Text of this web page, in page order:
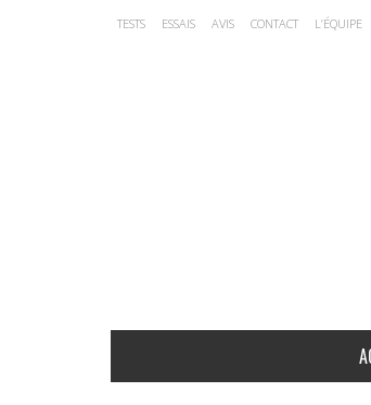
TESTS ESSAIS AVIS CONTACT L’ÉQUIPE